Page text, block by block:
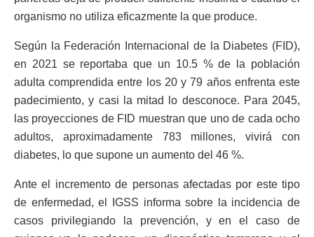
organismo no utiliza eficazmente la que produce.
Según la Federación Internacional de la Diabetes (FID),
en 2021 se reportaba que un 10.5 % de la población
adulta comprendida entre los 20 y 79 años enfrenta este
padecimiento, y casi la mitad lo desconoce. Para 2045,
las proyecciones de FID muestran que uno de cada ocho
adultos, aproximadamente 783 millones, vivirá con
diabetes, lo que supone un aumento del 46 %.
Ante el incremento de personas afectadas por este tipo
de enfermedad, el IGSS informa sobre la incidencia de
casos privilegiando la prevención, y en el caso de